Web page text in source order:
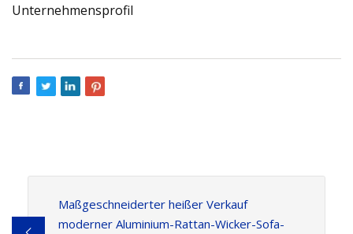
Unternehmensprofil
Maßgeschneiderter heißer Verkauf
moderner Aluminium-Rattan-Wicker-Sofa-